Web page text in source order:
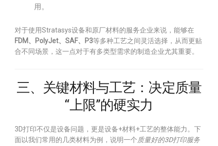
用。
对于使用Stratasys设备和原厂材料的服务企业来说，能够在
FDM、PolyJet、SAF、P3等多种工艺之间灵活选择，从而更贴
合不同场景，这一点对于有多类型需求的制造企业尤其重要。
三、关键材料与工艺：决定质量
“上限”的硬实力
3D打印不仅是设备问题，更是设备+材料+工艺的整体能力。下
面以我们常用的几类材料为例，说明一个质量好的3D打印服务